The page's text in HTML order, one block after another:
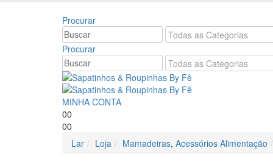
Procurar
Procurar
MINHA CONTA
00
00
Lar
Loja Mamadeiras, Acessórios Alimentação